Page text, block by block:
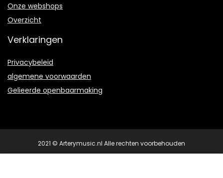
Onze webshops
Overzicht
Verklaringen
Privacybeleid
algemene voorwaarden
Gelieerde openbaarmaking
2021 © Arterymusic.nl Alle rechten voorbehouden